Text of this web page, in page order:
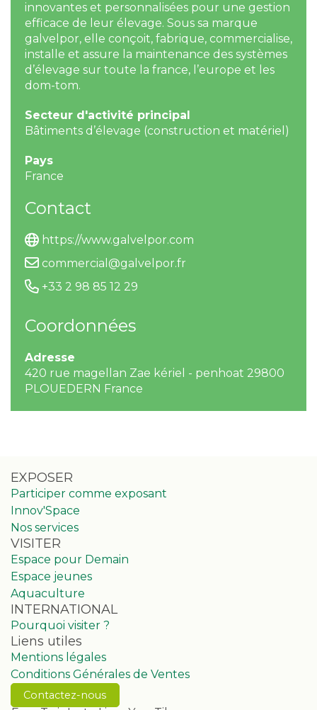
innovantes et personnalisées pour une gestion
efficace de leur élevage. Sous sa marque
galvelpor, elle conçoit, fabrique, commercialise,
installe et assure la maintenance des systèmes
d’élevage sur toute la france, l’europe et les
dom-tom.
Secteur d'activité principal
Bâtiments d’élevage (construction et matériel)
Pays
France
Contact
https://www.galvelpor.com
commercial@galvelpor.fr
+33 2 98 85 12 29
Coordonnées
Adresse
420 rue magellan Zae kériel - penhoat 29800
PLOUEDERN France
EXPOSER
Participer comme exposant
Innov'Space
Nos services
VISITER
Espace pour Demain
Espace jeunes
Aquaculture
INTERNATIONAL
Pourquoi visiter ?
Liens utiles
Mentions légales
Conditions Générales de Ventes
Contactez-nous